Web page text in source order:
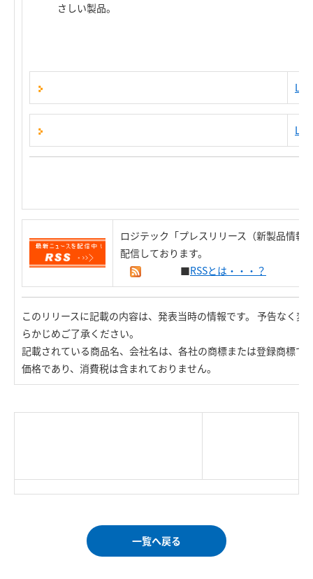
さしい製品。
ロジテック「プレスリリース（新製品情報
配信しております。
■RSSとは・・・？
このリリースに記載の内容は、発表当時の情報です。 予告なく変
らかじめご了承ください。
記載されている商品名、会社名は、各社の商標または登録商標で
価格であり、消費税は含まれておりません。
一覧へ戻る